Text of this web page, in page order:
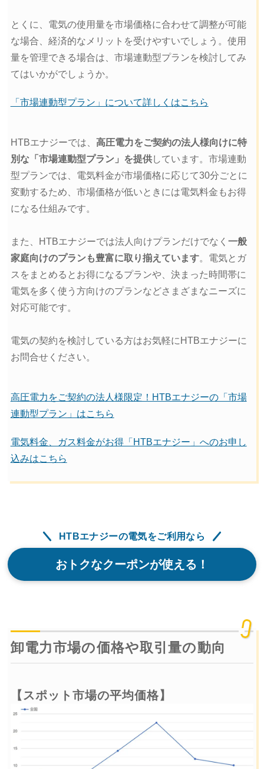
とくに、電気の使用量を市場価格に合わせて調整が可能
な場合、経済的なメリットを受けやすいでしょう。使用
量を管理できる場合は、市場連動型プランを検討してみ
てはいかがでしょうか。
「市場連動型プラン」について詳しくはこちら
HTBエナジーでは、 高圧電力をご契約の法人様向けに特
別な「市場連動型プラン」を提供しています。市場連動
型プランでは、電気料金が市場価格に応じて30分ごとに
変動するため、市場価格が低いときには電気料金もお得
になる仕組みです。
また、HTBエナジーでは法人向けプランだけでなく 一般
家庭向けのプランも豊富に取り揃えています。電気とガ
スをまとめるとお得になるプランや、決まった時間帯に
電気を多く使う方向けのプランなどさまざまなニーズに
対応可能です。
電気の契約を検討している方はお気軽にHTBエナジーに
お問合せください。
高圧電力をご契約の法人様限定！HTBエナジーの「市場
連動型プラン」はこちら
電気料金、ガス料金がお得「HTBエナジー」へのお申し
込みはこちら
HTBエナジーの電気をご利用なら
おトクなクーポンが使える！
卸電力市場の価格や取引量の動向
【スポット市場の平均価格】